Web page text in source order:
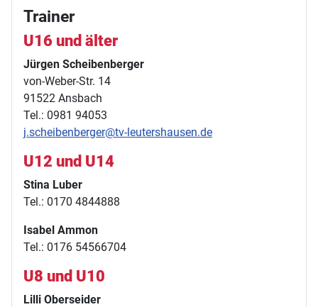
Trainer
U16 und älter
Jürgen Scheibenberger
von-Weber-Str. 14
91522 Ansbach
Tel.: 0981 94053
j.scheibenberger@tv-leutershausen.de
U12 und U14
Stina Luber
Tel.: 0170 4844888
Isabel Ammon
Tel.: 0176 54566704
U8 und U10
Lilli Oberseider